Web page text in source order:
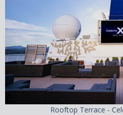
Rooftop Terrace -